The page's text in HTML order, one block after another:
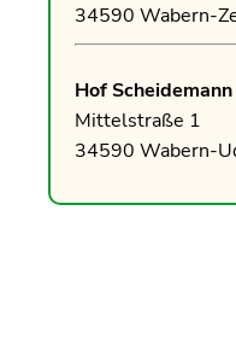
34590 Wabern-
Hof
Mittelstraße 1
34590 Wabern-